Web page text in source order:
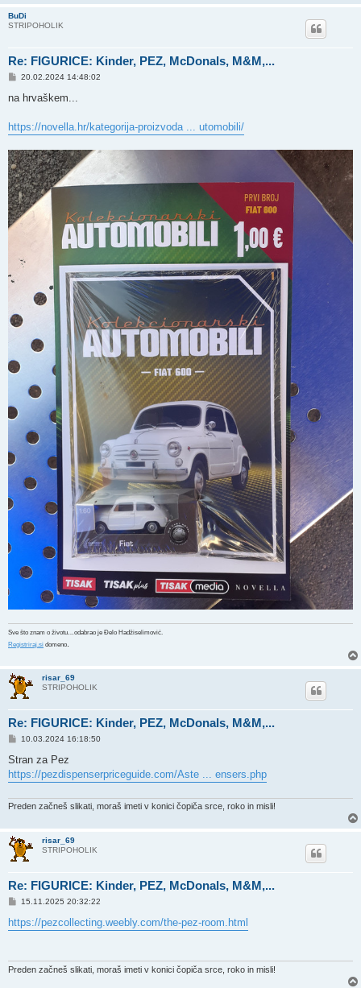
BuDi
STRIPOHOLIK
Re: FIGURICE: Kinder, PEZ, McDonals, M&M,...
P
s
20.02.2024 14:48:02
na hrvaškem...
https://novella.hr/kategorija-proizvoda ... utomobili/
Sve što znam o životu…odabrao je Đelo Hadžiselimović.
Registriraj.si domeno
risar_69
STRIPOHOLIK
Re: FIGURICE: Kinder, PEZ, McDonals, M&M,...
P
s
10.03.2024 16:18:50
Stran za Pez
https://pezdispenserpriceguide.com/Aste ... ensers.php
Preden začneš slikati, moraš imeti v konici čopiča srce, roko in misli!
risar_69
STRIPOHOLIK
Re: FIGURICE: Kinder, PEZ, McDonals, M&M,...
P
s
t
15.11.2025 20:32:22
https://pezcollecting.weebly.com/the-pez-room.html
Preden začneš slikati, moraš imeti v konici čopiča srce, roko in misli!